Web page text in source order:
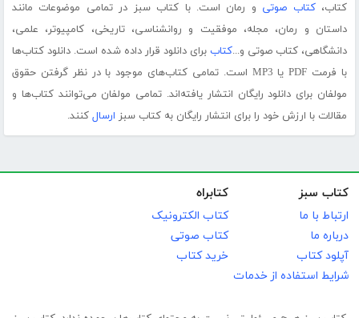
کتاب،کتاب صوتی و رمان است. با کتاب سبز در تمامی موضوعات مانند
داستان و رمان، مجله، موفقیت و روانشناسی، تاریخی، کامپیوتر، علمی،
دانشگاهی، کتاب صوتی و...کتاب برای دانلود قرار داده شده است. دانلود کتاب‌ها
با فرمت PDF یا MP3 است. تمامی کتاب‌های موجود با در نظر گرفتن حقوق
مولفان برای دانلود رایگان انتشار یافته‌اند. تمامی مولفان می‌توانند کتاب‌ها و
مقالات با ارزش خود را برای انتشار رایگان به کتاب سبز ارسال کنند.
کتاب سبز
ارتباط با ما
درباره ما
آپلود کتاب
شرایط استفاده از خدمات
کتابراه
کتاب الکترونیک
کتاب صوتی
خرید کتاب